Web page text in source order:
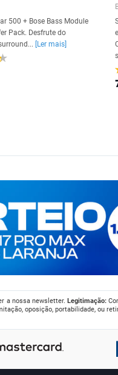
500 + Bose Bass Module
Pack. Desfrute do
[Ler mais]
a nossa newsletter.Legitimação:
oposição, portabilidade, ou